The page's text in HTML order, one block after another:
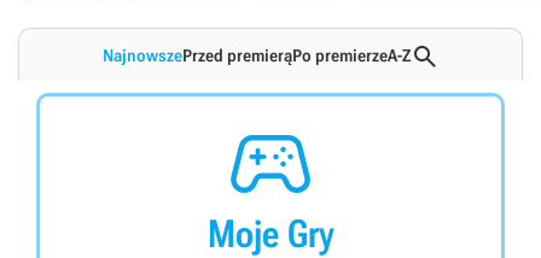
NajnowszePrzed premierąPo premierzeA-Z

Moje Gry